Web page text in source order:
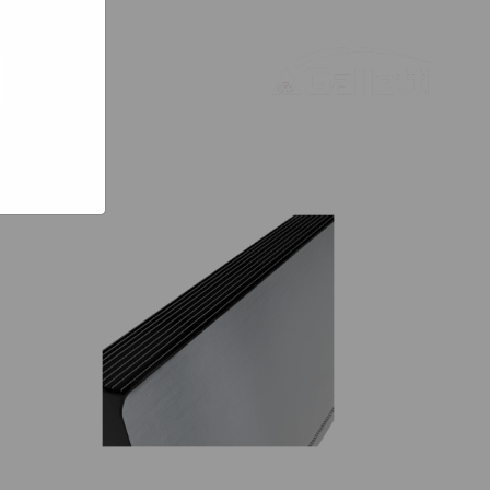
van